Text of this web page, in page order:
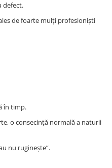
defect.
de foarte mulți profesioniști
în timp.
o consecință normală a naturii
nu ruginește”.